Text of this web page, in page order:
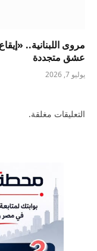
مروى اللبنانية..
عشق متجددة
يوليو 7, 2026
التعليقات مغلقة.